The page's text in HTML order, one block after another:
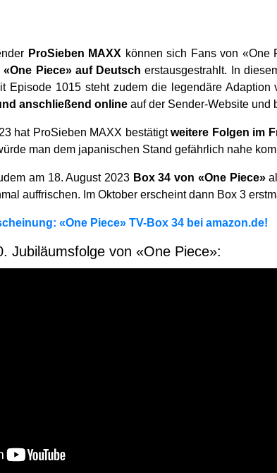
ProSieben MAXX können sich Fans von «One
Piece» auf Deutsch erstausgestrahlt. In
Episode 1015 steht zudem die legendäre
anschließend online auf der Sender-Website und
hat ProSieben MAXX bestätigtweitere Folgen im
man dem japanischen Stand gefährlich nahe
am 18. August 2023 Box 34 von «One Piece»
auffrischen. Im Oktober erscheint dann Box 3
«One Piece» TV-Box 34 bei amazon.de!
Jubiläumsfolge von «One Piece»: